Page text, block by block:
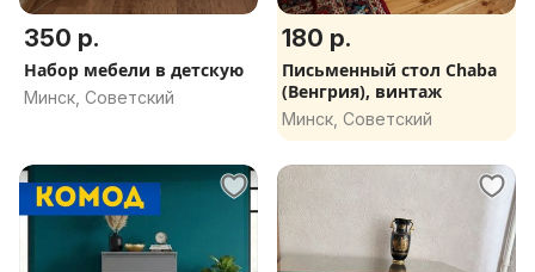
350 р.
Набор мебели в детскую
Минск, Советский
180 р.
Письменный стол Chaba
(Венгрия), винтаж
Минск, Советский